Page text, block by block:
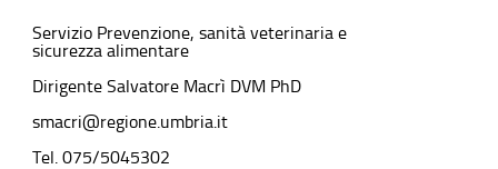
Servizio Prevenzione, sanità veterinaria e
sicurezza alimentare
Dirigente Salvatore Macrì DVM PhD
smacri@regione.umbria.it
Tel. 075/5045302